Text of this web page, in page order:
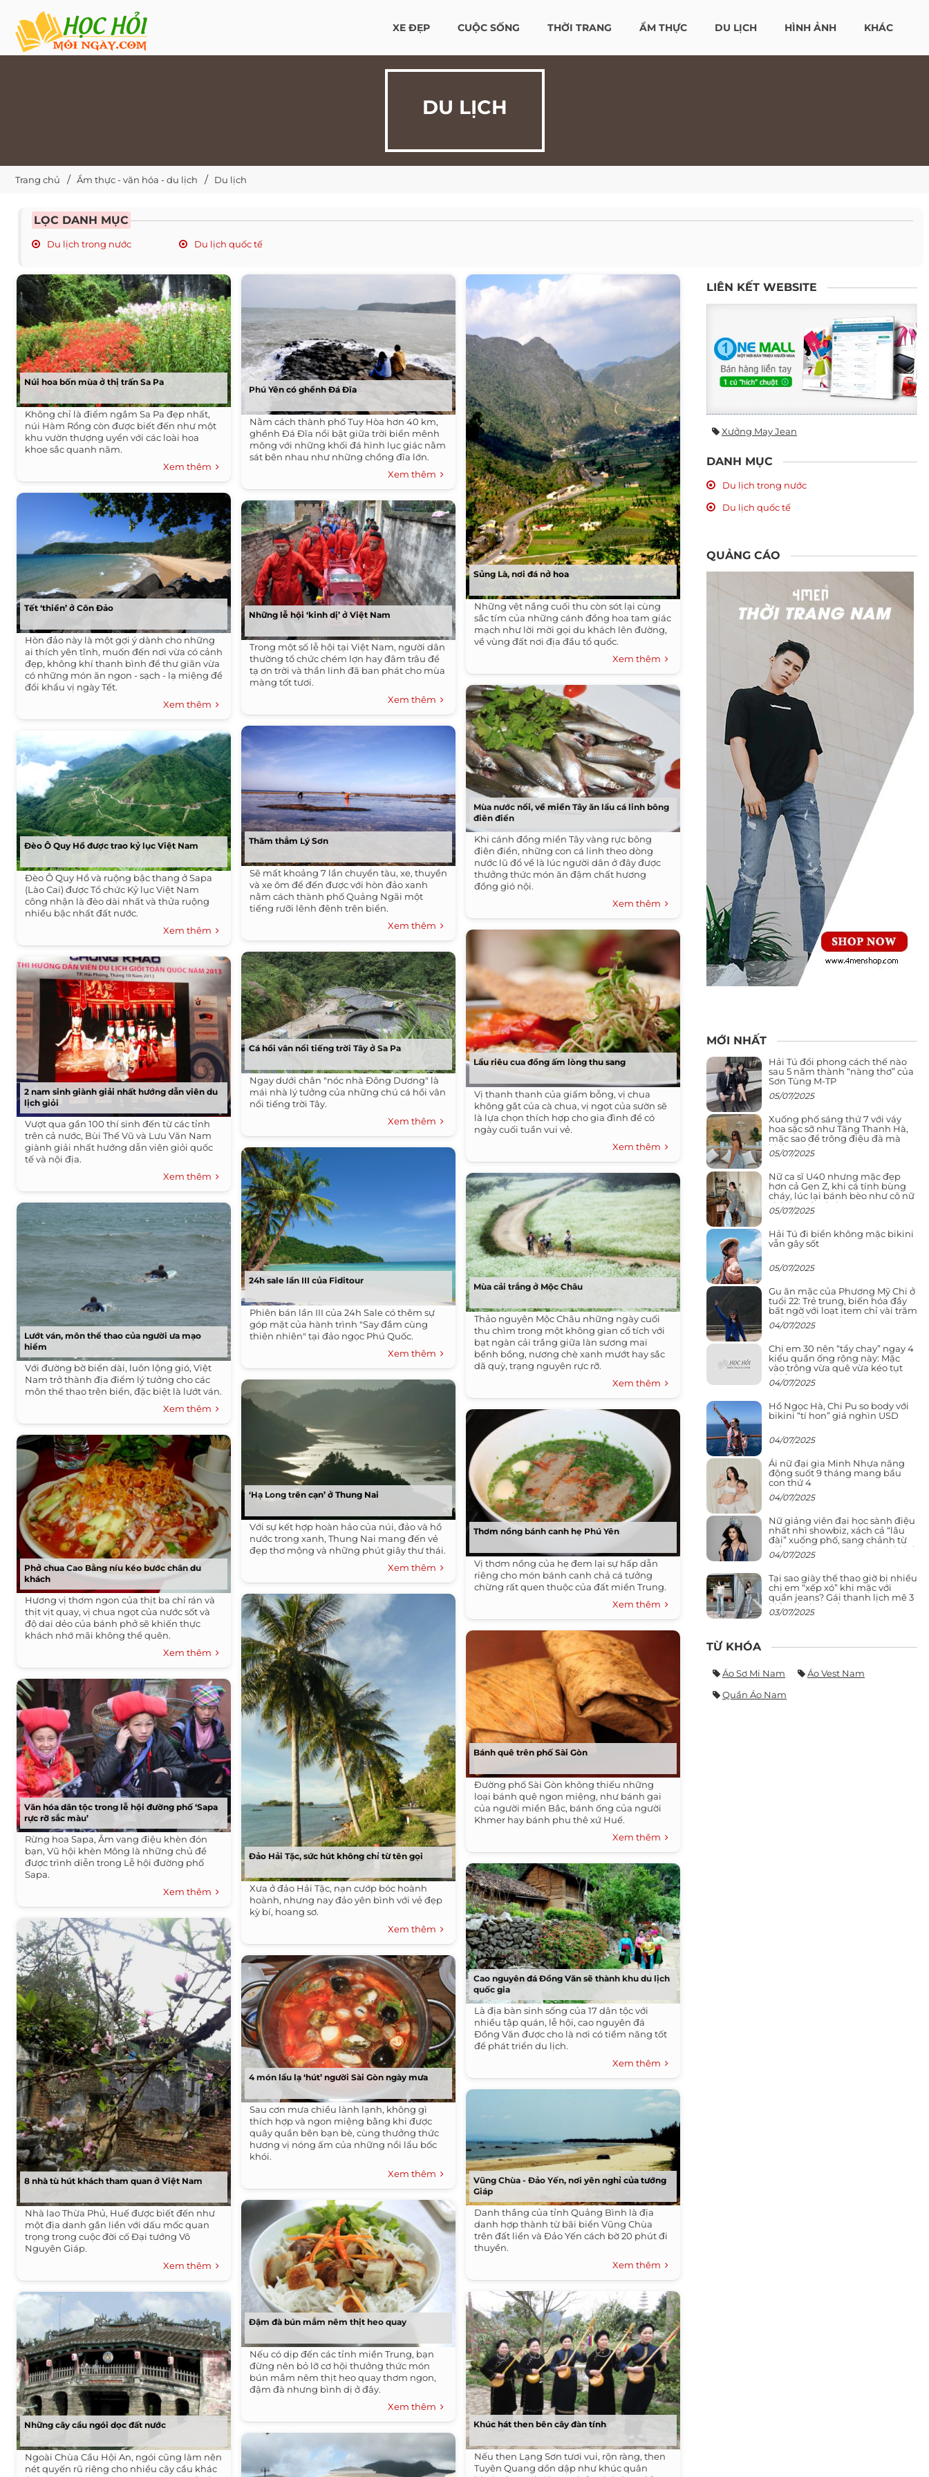
XE ĐẸP CUỘC SỐNG THỜI TRANG ẨM THỰC DU LỊCH HÌNH ẢNH KHÁC
DU LỊCH
Trang chủ Ẩm thực - văn hóa - du lịch Du lịch
LỌC DANH MỤC
Du lịch trong nước Du lịch quốc tế
Núi hoa bốn mùa ở thị trấn Sa Pa
Không chỉ là điểm ngắm Sa Pa đẹp nhất,
núi Hàm Rồng còn được biết đến như một
khu vườn thượng uyển với các loài hoa
khoe sắc quanh năm.
Xem thêm
Tết ‘thiền’ ở Côn Đảo
Hòn đảo này là một gợi ý dành cho những
ai thích yên tĩnh, muốn đến nơi vừa có cảnh
đẹp, không khí thanh bình để thư giãn vừa
có những món ăn ngon - sạch - lạ miệng để
đổi khẩu vị ngày Tết.
Xem thêm
Đèo Ô Quy Hồ được trao kỷ lục Việt Nam
Đèo Ô Quy Hồ và ruộng bậc thang ở Sapa
(Lào Cai) được Tổ chức Kỷ lục Việt Nam
công nhận là đèo dài nhất và thửa ruộng
nhiều bậc nhất đất nước.
Xem thêm
2 nam sinh giành giải nhất hướng dẫn viên du
lịch giỏi
Vượt qua gần 100 thí sinh đến từ các tỉnh
trên cả nước, Bùi Thế Vũ và Lưu Văn Nam
giành giải nhất hướng dẫn viên giỏi quốc
tế và nội địa.
Xem thêm
Lướt ván, môn thể thao của người ưa mạo
hiểm
Với đường bờ biển dài, luôn lộng gió, Việt
Nam trở thành địa điểm lý tưởng cho các
môn thể thao trên biển, đặc biệt là lướt ván.
Xem thêm
Phở chua Cao Bằng níu kéo bước chân du
khách
Hương vị thơm ngon của thịt ba chỉ rán và
thịt vịt quay, vị chua ngọt của nước sốt và
độ dai dẻo của bánh phở sẽ khiến thực
khách nhớ mãi không thể quên.
Xem thêm
Văn hóa dân tộc trong lễ hội đường phố ‘Sapa
rực rỡ sắc màu’
Rừng hoa Sapa, Âm vang điệu khèn đón
bạn, Vũ hội khèn Mông là những chủ đề
được trình diễn trong Lễ hội đường phố
Sapa.
Xem thêm
8 nhà tù hút khách tham quan ở Việt Nam
Nhà lao Thừa Phủ, Huế được biết đến như
một địa danh gắn liền với dấu mốc quan
trọng trong cuộc đời cố Đại tướng Võ
Nguyên Giáp.
Xem thêm
Những cây cầu ngói dọc đất nước
Ngoài Chùa Cầu Hội An, ngói cũng làm nên
nét quyến rũ riêng cho nhiều cây cầu khác
Phú Yên có ghềnh Đá Đĩa
Nằm cách thành phố Tuy Hòa hơn 40 km,
ghềnh Đá Đĩa nổi bật giữa trời biển mênh
mông với những khối đá hình lục giác nằm
sát bên nhau như những chồng đĩa lớn.
Xem thêm
Những lễ hội ‘kinh dị’ ở Việt Nam
Trong một số lễ hội tại Việt Nam, người dân
thường tổ chức chém lợn hay đâm trâu để
tạ ơn trời và thần linh đã ban phát cho mùa
màng tốt tươi.
Xem thêm
Thăm thẳm Lý Sơn
Sẽ mất khoảng 7 lần chuyển tàu, xe, thuyền
và xe ôm để đến được với hòn đảo xanh
nằm cách thành phố Quảng Ngãi một
tiếng rưỡi lênh đênh trên biển.
Xem thêm
Cá hồi vân nổi tiếng trời Tây ở Sa Pa
Ngay dưới chân "nóc nhà Đông Dương" là
mái nhà lý tưởng của những chú cá hồi vân
nổi tiếng trời Tây.
Xem thêm
24h sale lần III của Fiditour
Phiên bán lần III của 24h Sale có thêm sự
góp mặt của hành trình "Say đắm cùng
thiên nhiên" tại đảo ngọc Phú Quốc.
Xem thêm
‘Hạ Long trên cạn’ ở Thung Nai
Với sự kết hợp hoàn hảo của núi, đảo và hồ
nước trong xanh, Thung Nai mang đến vẻ
đẹp thơ mộng và những phút giây thư thái.
Xem thêm
Đảo Hải Tặc, sức hút không chỉ từ tên gọi
Xưa ở đảo Hải Tặc, nạn cướp bóc hoành
hoành, nhưng nay đảo yên bình với vẻ đẹp
kỳ bí, hoang sơ.
Xem thêm
4 món lẩu lạ ‘hút’ người Sài Gòn ngày mưa
Sau cơn mưa chiều lành lạnh, không gì
thích hợp và ngon miệng bằng khi được
quây quần bên bạn bè, cùng thưởng thức
hương vị nóng ấm của những nồi lẩu bốc
khói.
Xem thêm
Đậm đà bún mắm nêm thịt heo quay
Nếu có dịp đến các tỉnh miền Trung, bạn
đừng nên bỏ lỡ cơ hội thưởng thức món
bún mắm nêm thịt heo quay thơm ngon,
đậm đà nhưng bình dị ở đây.
Xem thêm
Sủng Là, nơi đá nở hoa
Những vệt nắng cuối thu còn sót lại cùng
sắc tím của những cánh đồng hoa tam giác
mạch như lời mời gọi du khách lên đường,
về vùng đất nơi địa đầu tổ quốc.
Xem thêm
Mùa nước nổi, về miền Tây ăn lẩu cá linh bông
điên điển
Khi cánh đồng miền Tây vàng rực bông
điên điển, những con cá linh theo dòng
nước lũ đổ về là lúc người dân ở đây được
thưởng thức món ăn đậm chất hương
đồng gió nội.
Xem thêm
Lẩu riêu cua đồng ấm lòng thu sang
Vị thanh thanh của giấm bỗng, vị chua
không gắt của cà chua, vị ngọt của sườn sẽ
là lựa chọn thích hợp cho gia đình để có
ngày cuối tuần vui vẻ.
Xem thêm
Mùa cải trắng ở Mộc Châu
Thảo nguyên Mộc Châu những ngày cuối
thu chìm trong một không gian cổ tích với
bạt ngàn cải trắng giữa làn sương mai
bềnh bồng, nương chè xanh mướt hay sắc
dã quỳ, trạng nguyên rực rỡ.
Xem thêm
Thơm nồng bánh canh hẹ Phú Yên
Vị thơm nồng của hẹ đem lại sự hấp dẫn
riêng cho món bánh canh chả cá tưởng
chừng rất quen thuộc của đất miền Trung.
Xem thêm
Bánh quê trên phố Sài Gòn
Đường phố Sài Gòn không thiếu những
loại bánh quê ngon miệng, như bánh gai
của người miền Bắc, bánh ống của người
Khmer hay bánh phu thê xứ Huế.
Xem thêm
Cao nguyên đá Đồng Văn sẽ thành khu du lịch
quốc gia
Là địa bàn sinh sống của 17 dân tộc với
nhiều tập quán, lễ hội, cao nguyên đá
Đồng Văn được cho là nơi có tiềm năng tốt
để phát triển du lịch.
Xem thêm
Vũng Chùa - Đảo Yến, nơi yên nghỉ của tướng
Giáp
Danh thắng của tỉnh Quảng Bình là địa
danh hợp thành từ bãi biển Vũng Chùa
trên đất liền và Đảo Yến cách bờ 20 phút đi
thuyền.
Xem thêm
Khúc hát then bên cây đàn tính
Nếu then Lạng Sơn tươi vui, rộn ràng, then
Tuyên Quang dồn dập như khúc quân
LIÊN KẾT WEBSITE
Xưởng May Jean
DANH MỤC
Du lịch trong nước
Du lịch quốc tế
QUẢNG CÁO
MỚI NHẤT
Hải Tú đổi phong cách thế nào
sau 5 năm thành “nàng thơ” của
Sơn Tùng M-TP
05/07/2025
Xuống phố sáng thứ 7 với váy
hoa sặc sỡ như Tăng Thanh Hà,
mặc sao để trông điệu đà mà
không sến
05/07/2025
Nữ ca sĩ U40 nhưng mặc đẹp
hơn cả Gen Z, khi cá tính bùng
cháy, lúc lại bánh bèo như cô nữ
chính ngôn tình
05/07/2025
Hải Tú đi biển không mặc bikini
vẫn gây sốt
05/07/2025
Gu ăn mặc của Phương Mỹ Chi ở
tuổi 22: Trẻ trung, biến hóa đầy
bất ngờ với loạt item chỉ vài trăm
nghìn đã mua được
04/07/2025
Chị em 30 nên “tẩy chay” ngay 4
kiểu quần ống rộng này: Mặc
vào trông vừa quê vừa kéo tụt
chiều cao
04/07/2025
Hồ Ngọc Hà, Chi Pu so body với
bikini “tí hon” giá nghìn USD
04/07/2025
Ái nữ đại gia Minh Nhựa năng
động suốt 9 tháng mang bầu
con thứ 4
04/07/2025
Nữ giảng viên đại học sành điệu
nhất nhì showbiz, xách cả “lâu
đài” xuống phố, sang chảnh từ
giảng đường ra phố khó ai đọ lại
04/07/2025
Tại sao giày thể thao giờ bị nhiều
chị em “xếp xó” khi mặc với
quần jeans? Gái thanh lịch mê 3
kiểu này hơn hẳn
03/07/2025
TỪ KHÓA
Áo Sơ Mi Nam
Áo Vest Nam
Quần Áo Nam